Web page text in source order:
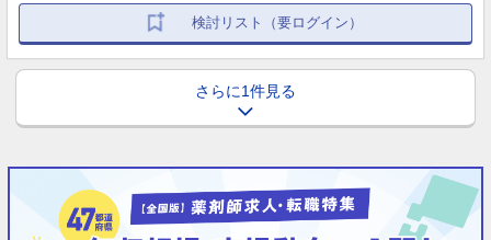
検討リスト（要ログイン）
さらに1件見る